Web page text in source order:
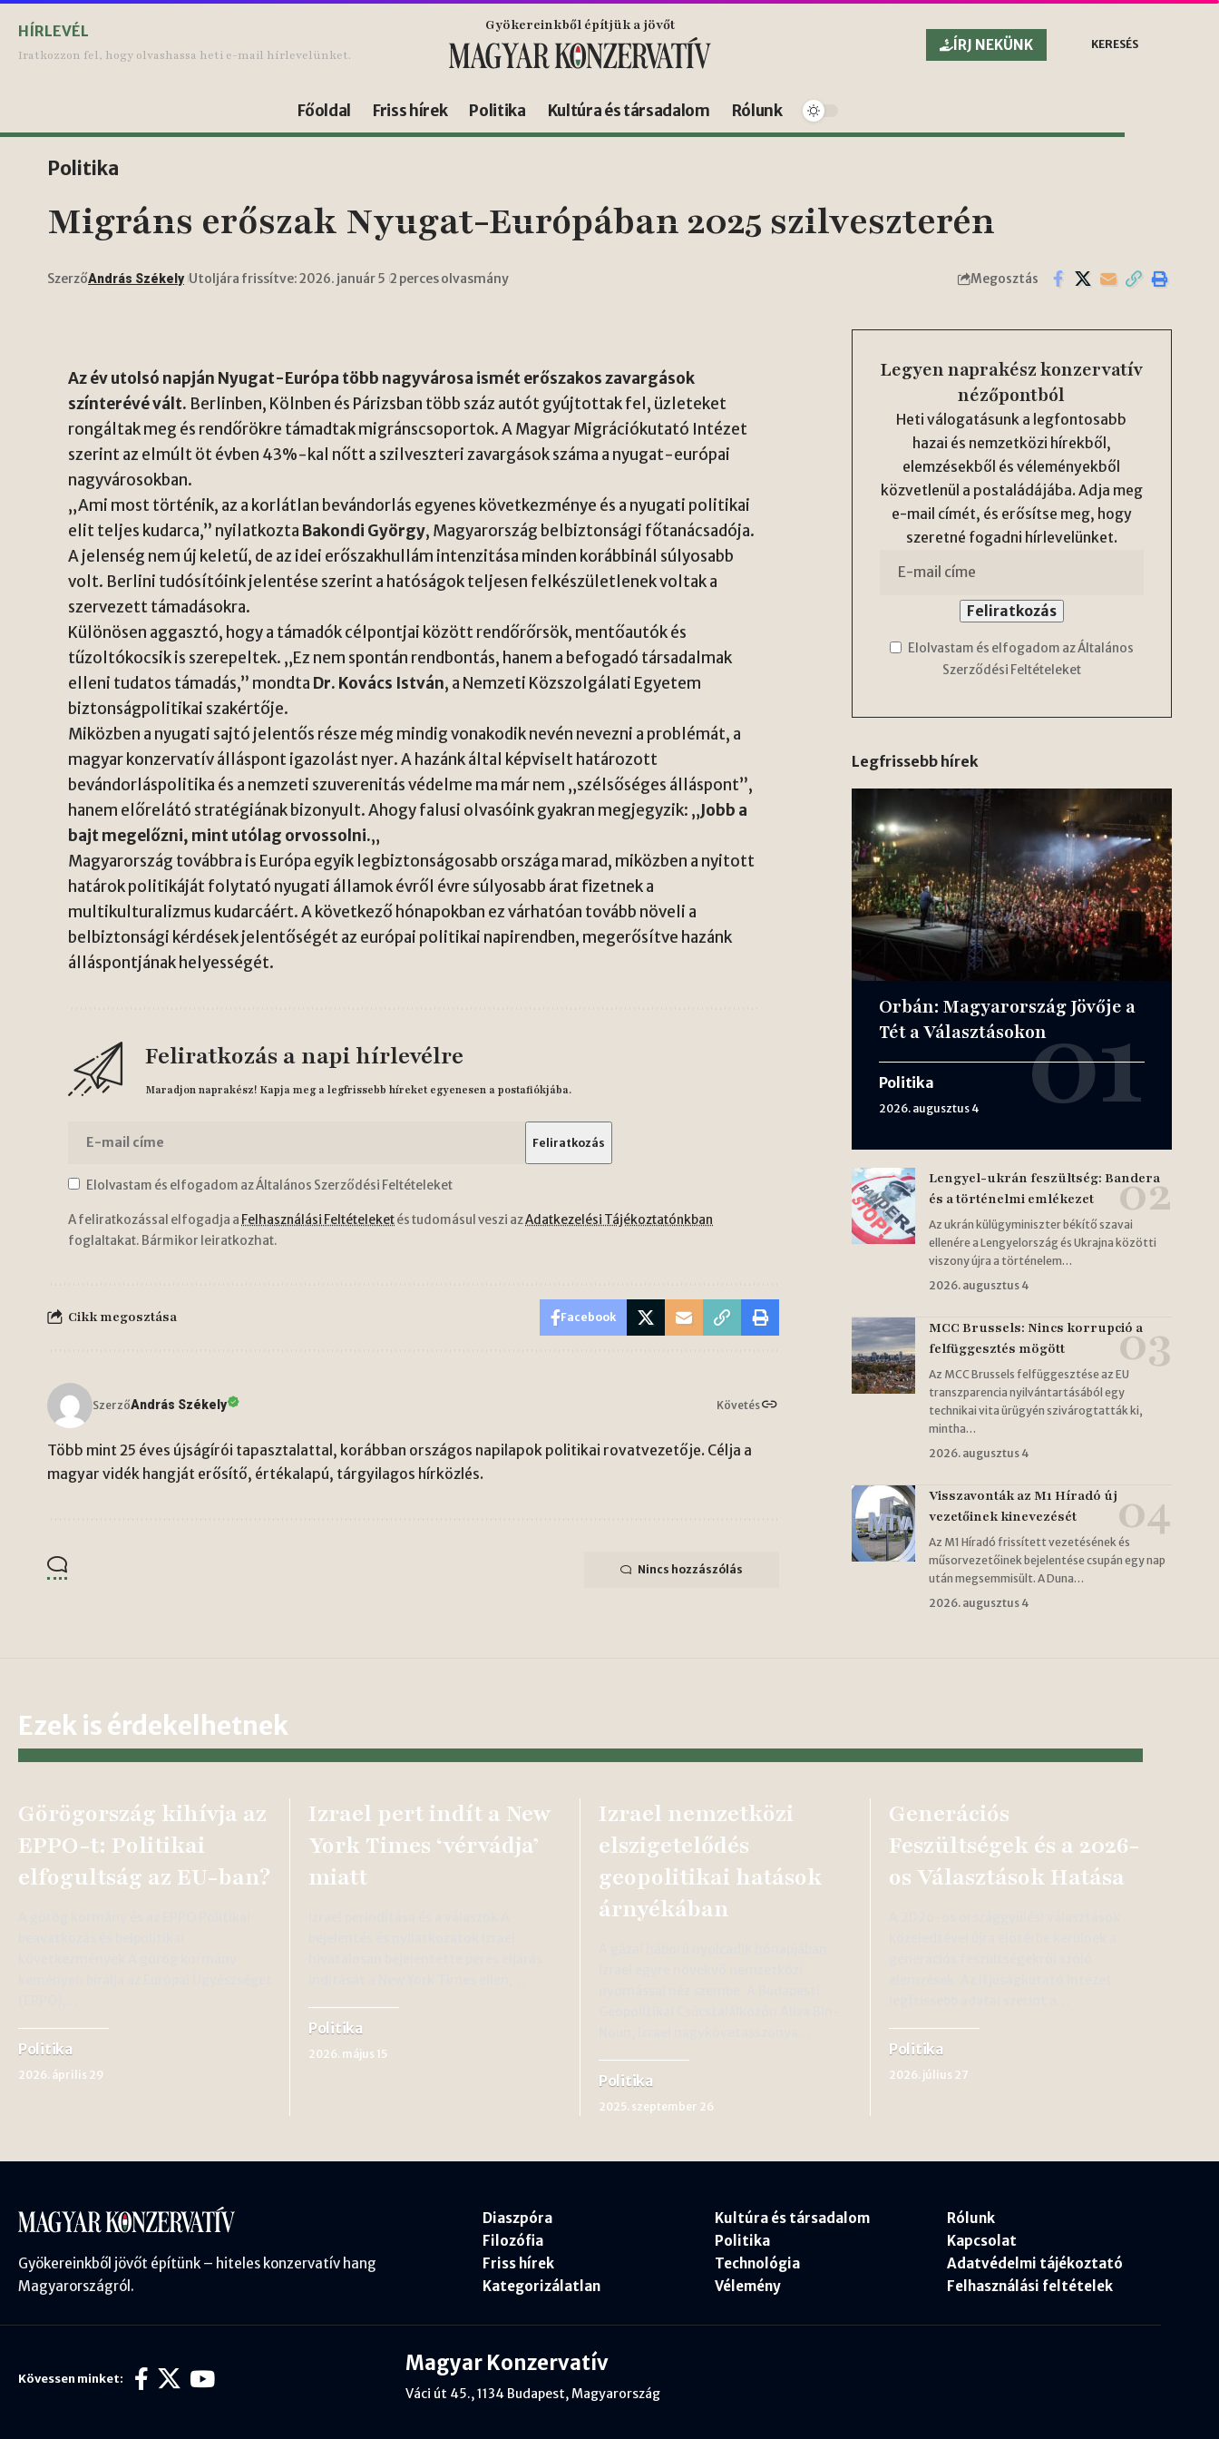
HÍRLEVÉL
Iratkozzon fel, hogy olvashassa heti e-mail hírlevelünket.
Gyökereinkből építjük a jövőt
ÍRJ NEKÜNK
KERESÉS
Főoldal Friss hírek Politika Kultúra és társadalom Rólunk
Politika
Migráns erőszak Nyugat-Európában 2025 szilveszterén
SzerzőAndrás Székely Utoljára frissítve: 2026. január 5 2 perces olvasmány Megosztás
Az év utolsó napján Nyugat-Európa több nagyvárosa ismét erőszakos zavargások
színterévé vált. Berlinben, Kölnben és Párizsban több száz autót gyújtottak fel, üzleteket
rongáltak meg és rendőrökre támadtak migránscsoportok. A Magyar Migrációkutató Intézet
szerint az elmúlt öt évben 43%-kal nőtt a szilveszteri zavargások száma a nyugat-európai
nagyvárosokban.
„Ami most történik, az a korlátlan bevándorlás egyenes következménye és a nyugati politikai
elit teljes kudarca,” nyilatkozta Bakondi György, Magyarország belbiztonsági főtanácsadója.
A jelenség nem új keletű, de az idei erőszakhullám intenzitása minden korábbinál súlyosabb
volt. Berlini tudósítóink jelentése szerint a hatóságok teljesen felkészületlenek voltak a
szervezett támadásokra.
Különösen aggasztó, hogy a támadók célpontjai között rendőrőrsök, mentőautók és
tűzoltókocsik is szerepeltek. „Ez nem spontán rendbontás, hanem a befogadó társadalmak
elleni tudatos támadás,” mondta Dr. Kovács István, a Nemzeti Közszolgálati Egyetem
biztonságpolitikai szakértője.
Miközben a nyugati sajtó jelentős része még mindig vonakodik nevén nevezni a problémát, a
magyar konzervatív álláspont igazolást nyer. A hazánk által képviselt határozott
bevándorláspolitika és a nemzeti szuverenitás védelme ma már nem „szélsőséges álláspont”,
hanem előrelátó stratégiának bizonyult. Ahogy falusi olvasóink gyakran megjegyzik: „Jobb a
bajt megelőzni, mint utólag orvossolni.„
Magyarország továbbra is Európa egyik legbiztonságosabb országa marad, miközben a nyitott
határok politikáját folytató nyugati államok évről évre súlyosabb árat fizetnek a
multikulturalizmus kudarcáért. A következő hónapokban ez várhatóan tovább növeli a
belbiztonsági kérdések jelentőségét az európai politikai napirendben, megerősítve hazánk
álláspontjának helyességét.
Feliratkozás a napi hírlevélre
Maradjon naprakész! Kapja meg a legfrissebb híreket egyenesen a postafiókjába.
Elolvastam és elfogadom az Általános Szerződési Feltételeket
A feliratkozással elfogadja a Felhasználási Feltételeketés tudomásul veszi azAdatkezelési Tájékoztatónkban
foglaltakat. Bármikor leiratkozhat.
Cikk megosztása Facebook
SzerzőAndrás Székely Követés
Több mint 25 éves újságírói tapasztalattal, korábban országos napilapok politikai rovatvezetője. Célja a
magyar vidék hangját erősítő, értékalapú, tárgyilagos hírközlés.
Nincs hozzászólás
Legyen naprakész konzervatív
nézőpontból
Heti válogatásunk a legfontosabb
hazai és nemzetközi hírekből,
elemzésekből és véleményekből
közvetlenül a postaládájába. Adja meg
e-mail címét, és erősítse meg, hogy
szeretné fogadni hírlevelünket.
Elolvastam és elfogadom az Általános
Szerződési Feltételeket
Legfrissebb hírek
Orbán: Magyarország Jövője a
Tét a Választásokon
Politika
2026. augusztus 4
Lengyel-ukrán feszültség: Bandera
és a történelmi emlékezet
Az ukrán külügyminiszter békítő szavai
ellenére a Lengyelország és Ukrajna közötti
viszony újra a történelem…
2026. augusztus 4
MCC Brussels: Nincs korrupció a
felfüggesztés mögött
Az MCC Brussels felfüggesztése az EU
transzparencia nyilvántartásából egy
technikai vita ürügyén szivárogtatták ki,
mintha…
2026. augusztus 4
Visszavonták az M1 Híradó új
vezetőinek kinevezését
Az M1 Híradó frissített vezetésének és
műsorvezetőinek bejelentése csupán egy nap
után megsemmisült. A Duna…
2026. augusztus 4
Ezek is érdekelhetnek
Görögország kihívja az
EPPO-t: Politikai
elfogultság az EU-ban?
Politika
2026. április 29
Izrael pert indít a New
York Times ‘vérvádja’
miatt
Politika
2026. május 15
Izrael nemzetközi
elszigetelődés
geopolitikai hatások
árnyékában
Politika
2025. szeptember 26
Generációs
Feszültségek és a 2026-
os Választások Hatása
Politika
2026. július 27
Gyökereinkből jövőt építünk – hiteles konzervatív hang
Magyarországról.
Diaszpóra
Filozófia
Friss hírek
Kategorizálatlan
Kultúra és társadalom
Politika
Technológia
Vélemény
Rólunk
Kapcsolat
Adatvédelmi tájékoztató
Felhasználási feltételek
Kövessen minket:
Magyar Konzervatív
Váci út 45., 1134 Budapest, Magyarország